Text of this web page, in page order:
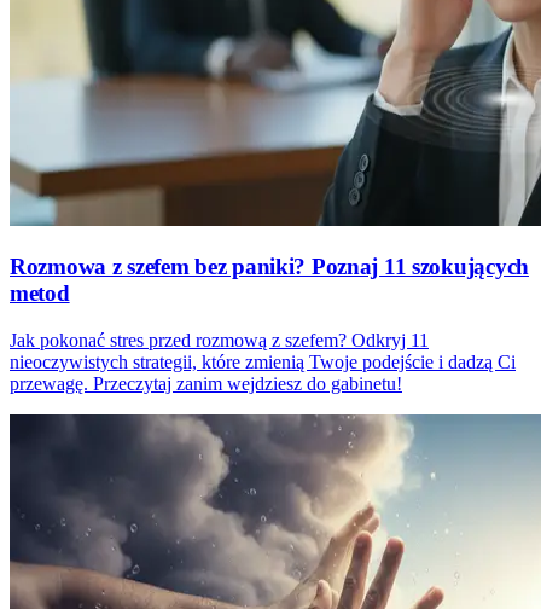
Rozmowa z szefem bez paniki? Poznaj 11 szokujących
metod
Jak pokonać stres przed rozmową z szefem? Odkryj 11
nieoczywistych strategii, które zmienią Twoje podejście i dadzą Ci
przewagę. Przeczytaj zanim wejdziesz do gabinetu!